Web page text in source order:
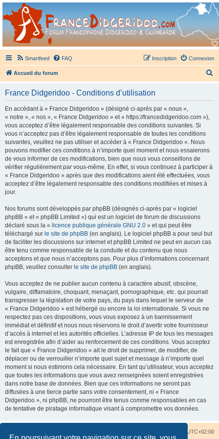
France Didgeridoo
Didgeridoo et Guimbarde sur France Didgeridoo - retrouvez la communauté.
Smartfeed FAQ Connexion
Inscription
Accueil du forum
France Didgeridoo - Conditions d’utilisation
En accédant à « France Didgeridoo » (désigné ci-après par « nous »,
« notre », « nos », « France Didgeridoo » et « https://francedidgeridoo.com »),
vous acceptez d’être légalement responsable des conditions suivantes. Si
vous n’acceptez pas d’être légalement responsable de toutes les conditions
suivantes, veuillez ne pas utiliser et accéder à « France Didgeridoo ». Nous
pouvons modifier ces conditions à n’importe quel moment et nous essaierons
de vous informer de ces modifications, bien que nous vous conseillons de
vérifier régulièrement par vous-même. En effet, si vous continuez à participer à
« France Didgeridoo » après que des modifications aient été effectuées, vous
acceptez d’être légalement responsable des conditions modifiées et mises à
jour.
Nos forums sont développés par phpBB (désignés ci-après par « logiciel
phpBB » et « phpBB Limited ») qui est un logiciel de forum de discussions
déclaré sous la « licence publique générale GNU 2.0 » et qui peut être
téléchargé sur le site de phpBB (en anglais). Le logiciel phpBB a pour seul but
de faciliter les discussions sur internet et phpBB Limited ne peut en aucun cas
être tenu comme responsable de la conduite et du contenu que nous
acceptons et que nous n’acceptons pas. Pour plus d’informations concernant
phpBB, veuillez consulter le site de phpBB (en anglais).
Vous acceptez de ne publier aucun contenu à caractère abusif, obscène,
vulgaire, diffamatoire, choquant, menaçant, pornographique, etc. qui pourrait
transgresser la législation de votre pays, du pays dans lequel le serveur de
« France Didgeridoo » est hébergé ou encore la loi internationale. Si vous ne
respectez pas ces dispositions, vous vous exposez à un bannissement
immédiat et définitif et nous nous réservons le droit d’avertir votre fournisseur
d’accès à internet et les autorités officielles. L’adresse IP de tous les messages
est enregistrée afin d’aider au renforcement de ces conditions. Vous acceptez
le fait que « France Didgeridoo » ait le droit de supprimer, de modifier, de
déplacer ou de verrouiller n’importe quel sujet et message à n’importe quel
moment si nous estimons cela nécessaire. En tant qu’utilisateur, vous acceptez
que toutes les informations que vous avez renseignées soient enregistrées
dans notre base de données. Bien que ces informations ne seront pas
diffusées à une tierce partie sans votre consentement, ni « France
Didgeridoo », ni phpBB, ne pourront être tenus comme responsables en cas
de tentative de piratage informatique visant à compromettre vos données.
UTC+02:00